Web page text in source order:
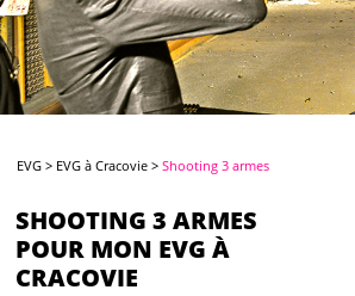
EVG > EVG à Cracovie >Shooting 3 armes
SHOOTING 3 ARMES
POUR MON EVG À
CRACOVIE